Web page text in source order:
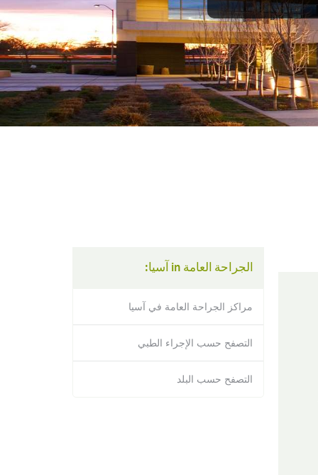
disabilities
who
are
using
a
screen
reader;
Press
Control-
الجراحة العامة in آسيا:
مراكز الجراحة العامة في آسيا
التصفح حسب الإجراء الطبي
التصفح حسب البلد